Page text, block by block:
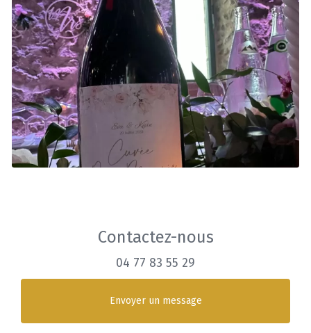
Contactez-nous
04 77 83 55 29
Envoyer un message